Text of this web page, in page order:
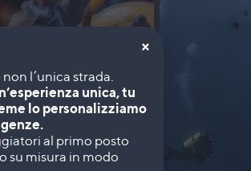
×
unica, tu
lo personalizziamo